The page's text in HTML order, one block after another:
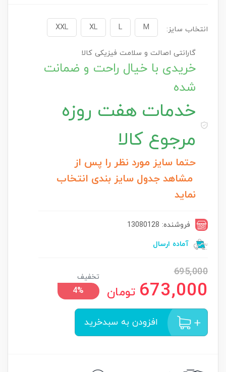
انتخاب سایز: M
L
XL
XXL
گارانتی اصالت و سلامت فیزیکی کالا
خریدی با خیال راحت و ضمانت
شده
خدمات هفت روزه
مرجوع کالا
حتما سایز مورد نظر را پس از
مشاهد جدول سایز بندی انتخاب
نماید
فروشنده: 13080128
آماده ارسال
695,000
673,000 تومان
تخفیف
4%
افزودن به سبدخرید